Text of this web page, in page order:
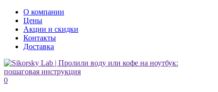
О компании
Цены
Акции и скидки
Контакты
Доставка
0